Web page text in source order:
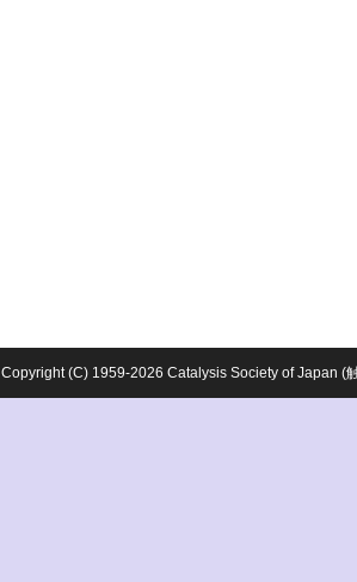
Copyright (C) 1959-2026 Catalysis Society of Japan (